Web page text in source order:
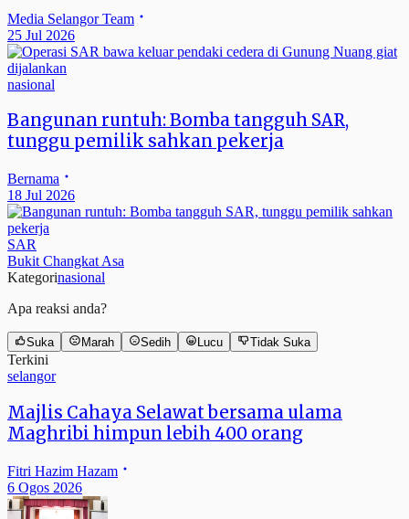
Media Selangor Team
25 Jul 2026
nasional
Bangunan runtuh: Bomba tangguh SAR,
tunggu pemilik sahkan pekerja
Bernama
18 Jul 2026
SAR
Bukit Changkat Asa
Kategorinasional
Apa reaksi anda?
Suka Marah Sedih Lucu Tidak Suka
Terkini
selangor
Majlis Cahaya Selawat bersama ulama
Maghribi himpun lebih 400 orang
Fitri Hazim Hazam
6 Ogos 2026